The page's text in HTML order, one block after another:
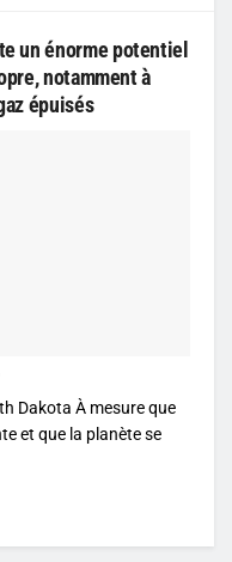
un énorme potentiel
notamment à
épuisés
Dakota À mesure que
et que la planète se